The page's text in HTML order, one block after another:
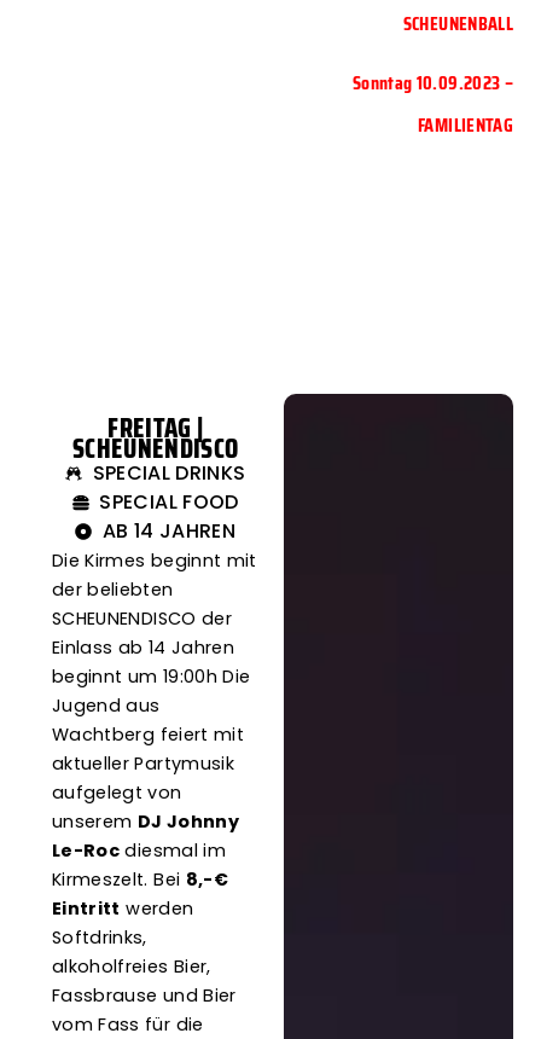
SCHEUNENBALL
Sonntag 10.09.2023 –
FAMILIENTAG
FREITAG |
SCHEUNENDISCO
SPECIAL DRINKS
SPECIAL FOOD
AB 14 JAHREN
Die Kirmes beginnt mit
der beliebten
SCHEUNENDISCO der
Einlass ab 14 Jahren
beginnt um 19:00h Die
Jugend aus
Wachtberg feiert mit
aktueller Partymusik
aufgelegt von
unserem DJ Johnny
Le-Roc diesmal im
Kirmeszelt. Bei 8,-€
Eintritt werden
Softdrinks,
alkoholfreies Bier,
Fassbrause und Bier
vom Fass für die